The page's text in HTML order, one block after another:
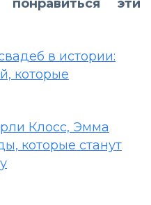
эти
в истории:
которые
Клосс, Эмма
которые станут